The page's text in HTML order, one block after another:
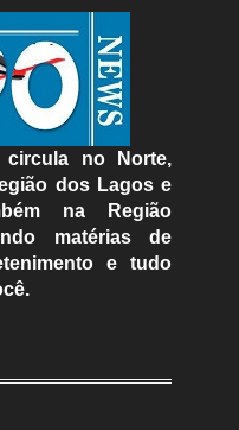
circula no Norte,
dos Lagos e
na Região
matérias de
e tudo